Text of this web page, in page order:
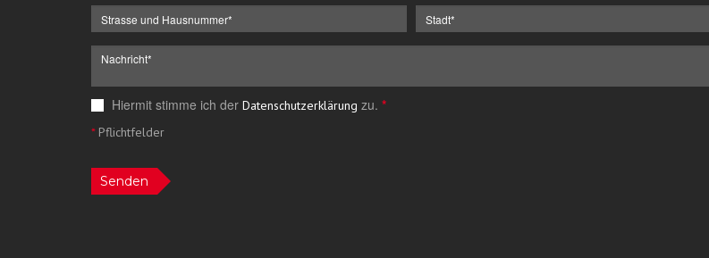
Hiermit stimme ich der Datenschutzerklärung zu. *
*Pflichtfelder
Senden